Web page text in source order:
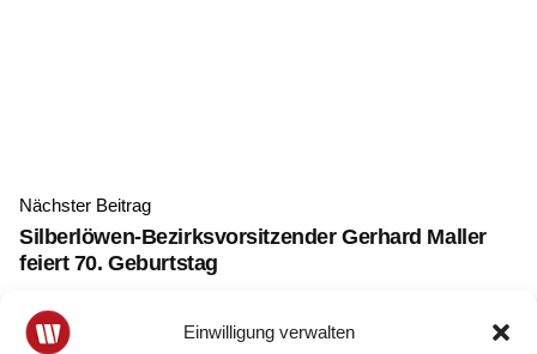
Einwilligung verwalten
Nächster Beitrag
Silberlöwen-Bezirksvorsitzender Gerhard Maller
feiert 70. Geburtstag